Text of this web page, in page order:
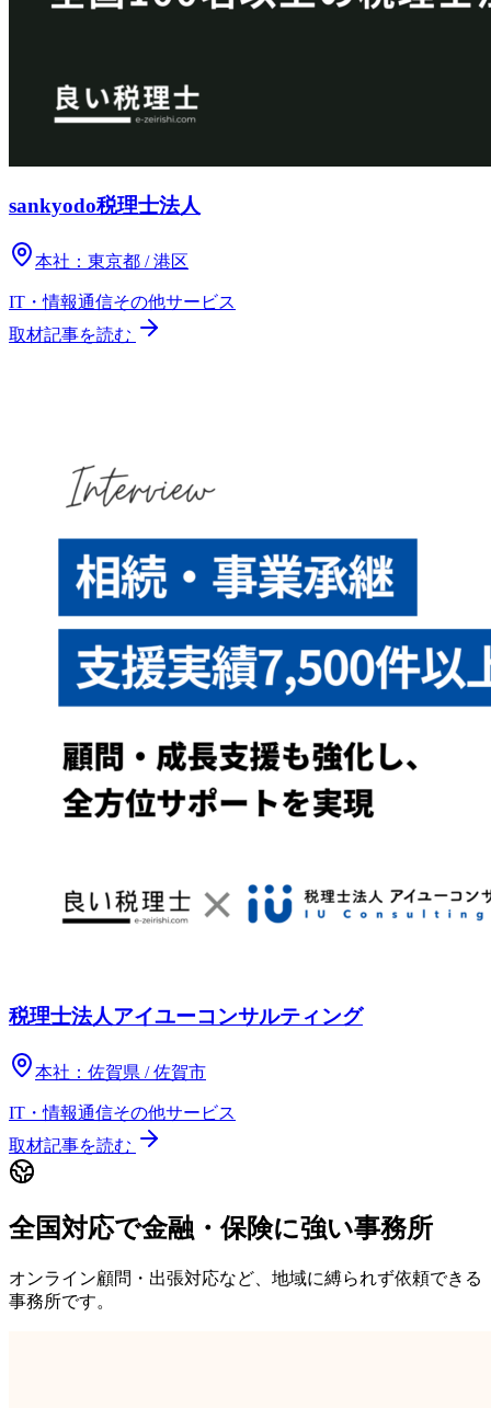
sankyodo税理士法人
本社： 東京都 / 港区
IT・情報通信その他サービス
取材記事を読む
税理士法人アイユーコンサルティング
本社： 佐賀県 / 佐賀市
IT・情報通信その他サービス
取材記事を読む
全国対応で金融・保険に強い事務所
オンライン顧問・出張対応など、地域に縛られず依頼できる
事務所です。